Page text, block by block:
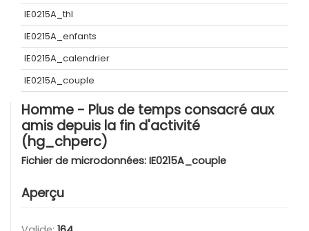
IE0215A_thl
IE0215A_enfants
IE0215A_calendrier
IE0215A_couple
Homme - Plus de temps consacré aux
amis depuis la fin d'activité
(hg_chperc)
Fichier de microdonnées: IE0215A_couple
Aperçu